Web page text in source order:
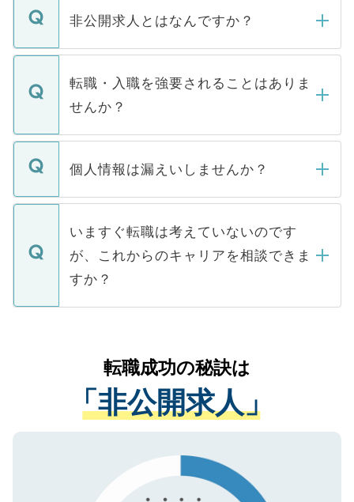
登録内容を確認し、その後メールもしくは
ます。通常、5営業日以内にはご連絡をせて
いただきますので、しばらくお待ちくださ
い。
非公開求人とはなんですか？
マイナビDOCTORで取り扱っている求人の
うち約3割は、Webサイトからご覧いただ
けない「非公開求人」です。非公開求人は
下記の理由によって、一般には公開してい
ません。
■応募殺到を避けるため 人気のある医療機
関を公にしてしまうと、応募が殺到する場
に、医療機関が求める条件に合った人材の
みを人材紹介会社に依頼するケースが増え
ています。
転職・入職を強要されることはありま
せんか？
転職・入職を強要することは一切ありませ
ん。また、仮に応募先から内定をいただい
定を承諾する必要はありません。内定先へ
の辞退の連絡はキャリアパートナーが行い
ますので、ご安心ください。
個人情報は漏えいしませんか？
個人情報が漏えいすることはありませんの
で、ご安心ください。当サイトからの登録
などで収集したご登録者様の個人情報は、
ご本人のキャリアアップおよび転職活動の
支援を目的に使用いたします。お預かりし
ているすべての個人データはご本人の許可
は、個人情報の取り扱いについての厳密な
管理基準を満たした事業者のみに付与され
る、プライバシーマークを取得済みです。
ご登録いただいた個人情報は、SSL（デー
で、機密保持に関してもご安心ください。
いますぐ転職は考えていないのです
が、これからのキャリアを相談できま
すか？
かがいして、現在の医療機関の状況や紹介
経験をまじえながら、適切なアドバイスを
させていただきます。すぐにご転職をされ
ない方には、長期的なサポートが可能です
ので、まずはご登録ください。
転職成功の秘訣は
「非公開求人」